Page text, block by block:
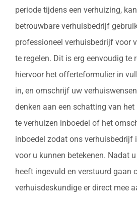
periode tijdens een verhuizing,
betrouwbare verhuisbedrijf
professioneel verhuisbedrijf voor
te regelen. Dit is erg eenvoudig te
hiervoor het offerteformulier in
in, en omschrijf uw
denken aan een schatting van
te verhuizen inboedel of het
inboedel zodat ons verhuisbedrijf
voor u kunnen betekenen. Nadat
heeft ingevuld en verstuurd gaan
verhuisdeskundige er direct mee